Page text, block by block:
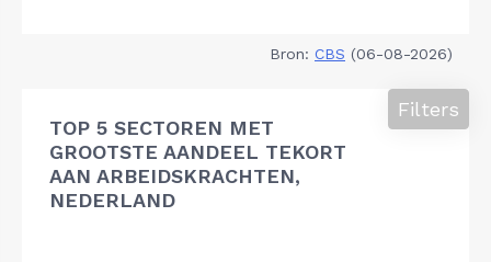
Bron: CBS (06-08-2026)
TOP 5 SECTOREN MET
GROOTSTE AANDEEL TEKORT
AAN ARBEIDSKRACHTEN,
NEDERLAND
Filters